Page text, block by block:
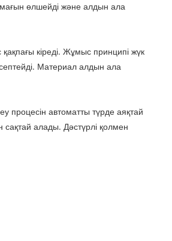
өлшейді және алдын ала
кіреді. Жұмыс принципі жүк
Материал алдын ала
процесін автоматты түрде аяқтай
алады. Дәстүрлі қолмен